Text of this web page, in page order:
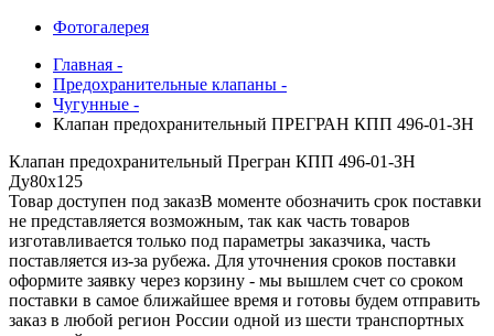
Фотогалерея
Главная -
Предохранительные клапаны -
Чугунные -
Клапан предохранительный ПРЕГРАН КПП 496-01-ЗН
Клапан предохранительный Прегран КПП 496-01-ЗН
Ду80х125
Товар доступен под заказВ моменте обозначить срок поставки
не представляется возможным, так как часть товаров
изготавливается только под параметры заказчика, часть
поставляется из-за рубежа. Для уточнения сроков поставки
оформите заявку через корзину - мы вышлем счет со сроком
поставки в самое ближайшее время и готовы будем отправить
заказ в любой регион России одной из шести транспортных